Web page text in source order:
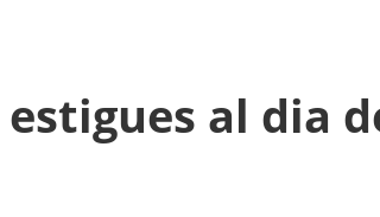
estigues al dia